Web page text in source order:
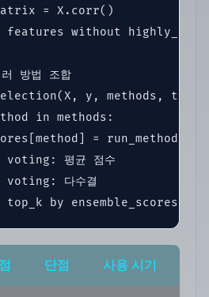
= X.corr()
features without
방법 조합
y, methods,
in methods:
= run_method(X,
평균 점수
다수결
top_k by ensemble_scores
단점 사용 시기